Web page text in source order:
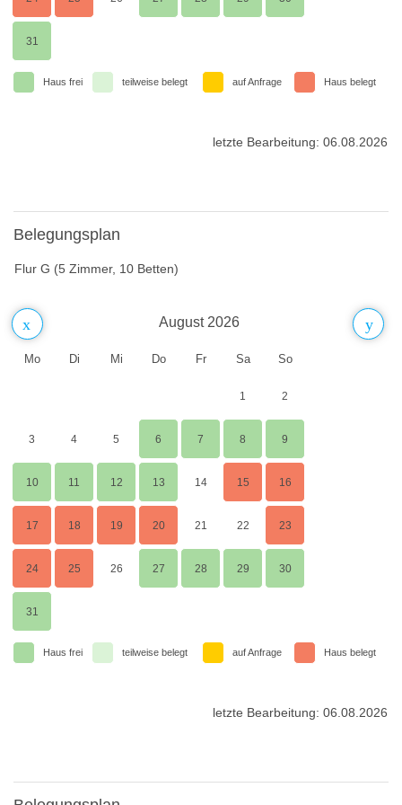
Dazu gebucht werden können:
Bettwäsche: 15,00 € pro Person
Catering:
Frühstück/Mittagessen für Kinder bis zwölf Jahre: 7,00 €
Abendessen für Erwachsene: 24:00 €
sich weitere Informationen und Preise.
31
Haus frei teilweise belegt auf Anfrage Haus belegt
letzte Bearbeitung: 06.08.2026
Belegungsplan
Flur G (5 Zimmer, 10 Betten)
August 2026
Mo Di Mi Do Fr Sa So
1 2
3 4 5 6 7 8 9
10 11 12 13 14 15 16
17 18 19 20 21 22 23
24 25 26 27 28 29 30
31
Haus frei teilweise belegt auf Anfrage Haus belegt
letzte Bearbeitung: 06.08.2026